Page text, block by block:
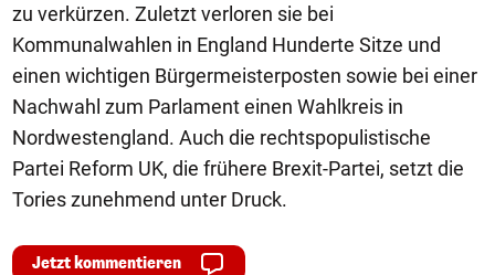
zu verkürzen. Zuletzt verloren sie bei
Kommunalwahlen in England Hunderte Sitze und
einen wichtigen Bürgermeisterposten sowie bei einer
Nachwahl zum Parlament einen Wahlkreis in
Nordwestengland. Auch die rechtspopulistische
Partei Reform UK, die frühere Brexit-Partei, setzt die
Tories zunehmend unter Druck.
Jetzt kommentieren